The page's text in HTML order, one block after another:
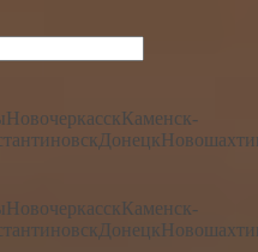
НовочеркасскКаменск-
Донецк
Новочеркасск Каменск-
Донецк